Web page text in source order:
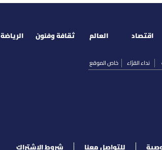
نداء القرّاء خاص الموقع
اقتصاد العالم ثقافة وفنون الرياضة
للتواصل معنا شروط الإشتراك